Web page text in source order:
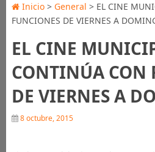
Inicio> General > EL CINE
FUNCIONES DE VIERNES A
EL CINE
CONTINÚA CON
DE VIERNES A
8 octubre, 2015